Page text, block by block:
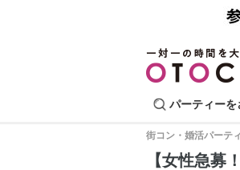
パーティーを
街コン・婚活パーテ
【女性急募